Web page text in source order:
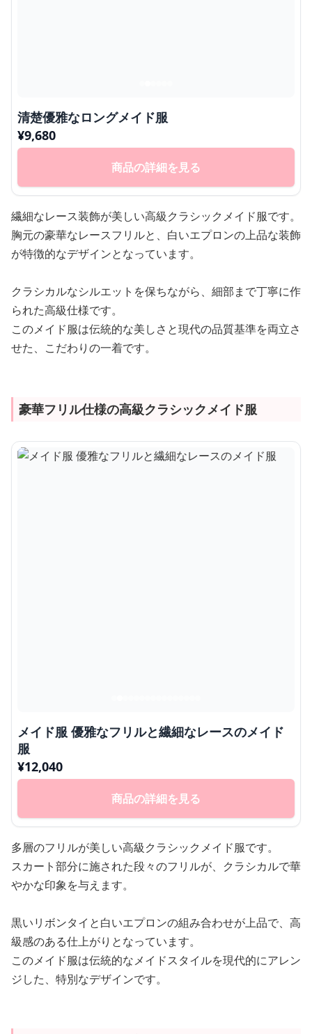
清楚優雅なロングメイド服
¥9,680
商品の詳細を見る
繊細なレース装飾が美しい高級クラシックメイド服です。
胸元の豪華なレースフリルと、白いエプロンの上品な装飾
が特徴的なデザインとなっています。
クラシカルなシルエットを保ちながら、細部まで丁寧に作
られた高級仕様です。
このメイド服は伝統的な美しさと現代の品質基準を両立さ
せた、こだわりの一着です。
豪華フリル仕様の高級クラシックメイド服
メイド服 優雅なフリルと繊細なレースのメイド
服
¥12,040
商品の詳細を見る
多層のフリルが美しい高級クラシックメイド服です。
スカート部分に施された段々のフリルが、クラシカルで華
やかな印象を与えます。
黒いリボンタイと白いエプロンの組み合わせが上品で、高
級感のある仕上がりとなっています。
このメイド服は伝統的なメイドスタイルを現代的にアレン
ジした、特別なデザインです。